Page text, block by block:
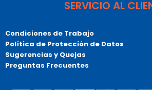
SERVICIO AL
Condiciones de Trabajo
Política de Protección de Datos
Sugerencias y Quejas
Preguntas Frecuentes